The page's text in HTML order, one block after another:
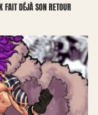
FAIT DÉJÀ SON RETOUR